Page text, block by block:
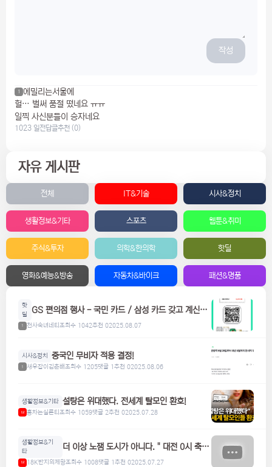
작성
1
에밀리는서울에
헐… 벌써 품절 떴네요 ㅠㅠ
일찍 사신분들이 승자네요
1023 일전답글추천 (0)
자유 게시판
전체 IT&기술 시사&정치
생활정보&기타 스포츠 웹툰&취미
주식&투자 의학&한의학 핫딜
영화&예능&방송 자동차&바이크 패션&명품
핫
딜
GS 편의점 행사 - 국민 카드 / 삼성 카드 갖고 계신분
들은 참고하세요! 맥주, 위스키, 하이볼 할인
1 천사숙녀네티조회수 1042추천 02025.08.07
시사&정치 중국인 무비자 적용 결정!
1 새우잡이김춘배조회수 1205댓글 1추천 02025.08.06
생활정보&기타 설탕은 위대했다. 전세계 탈모인 환호!
M 홍차는실론티조회수 1059댓글 2추천 02025.07.28
생활정보&기
타
더 이상 노잼 도시가 아니다. " 대전 0시 축
제"
M 18K반지의제왕조회수 1008댓글 1 추천 02025.07.27